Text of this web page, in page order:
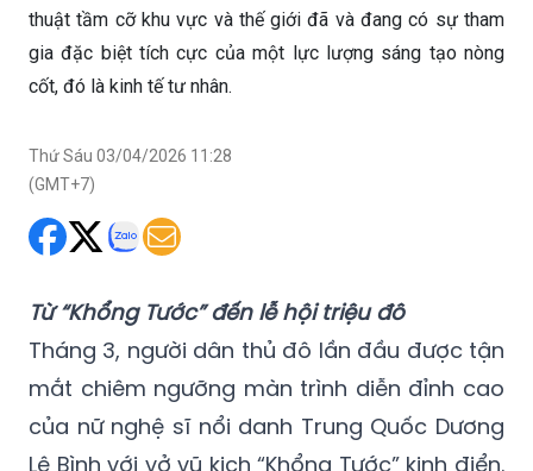
thuật tầm cỡ khu vực và thế giới đã và đang có sự tham
gia đặc biệt tích cực của một lực lượng sáng tạo nòng
cốt, đó là kinh tế tư nhân.
Thứ Sáu 03/04/2026 11:28
(GMT+7)
Từ “Khổng Tước” đến lễ hội triệu đô
Tháng 3, người dân thủ đô lần đầu được tận
mắt chiêm ngưỡng màn trình diễn đỉnh cao
của nữ nghệ sĩ nổi danh Trung Quốc Dương
Lệ Bình với vở vũ kịch “Khổng Tước” kinh điển.